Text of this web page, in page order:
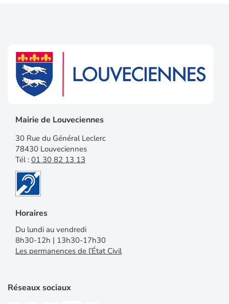
Mairie de Louveciennes
30 Rue du Général Leclerc
78430 Louveciennes
Tél : 01 30 82 13 13
Horaires
Du lundi au vendredi
8h30-12h | 13h30-17h30
Les permanences de l’État Civil
Réseaux sociaux